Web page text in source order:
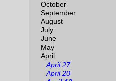
October
September
August
July
June
May
April
April 27
April 20